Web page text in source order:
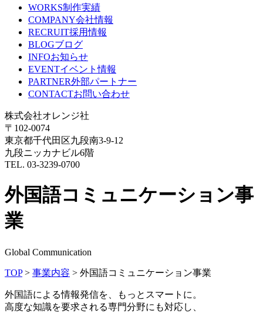
WORKS制作実績
COMPANY会社情報
RECRUIT採用情報
BLOGブログ
INFOお知らせ
EVENTイベント情報
PARTNER外部パートナー
CONTACTお問い合わせ
株式会社オレンジ社
〒102-0074
東京都千代田区九段南3-9-12
九段ニッカナビル6階
TEL. 03-3239-0700
外国語コミュニケーション事
業
Global Communication
TOP> 事業内容 > 外国語コミュニケーション事業
外国語による情報発信を、もっとスマートに。
高度な知識を要求される専門分野にも対応し、